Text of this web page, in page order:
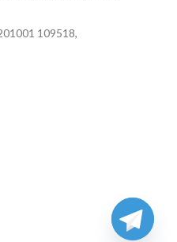
109518,